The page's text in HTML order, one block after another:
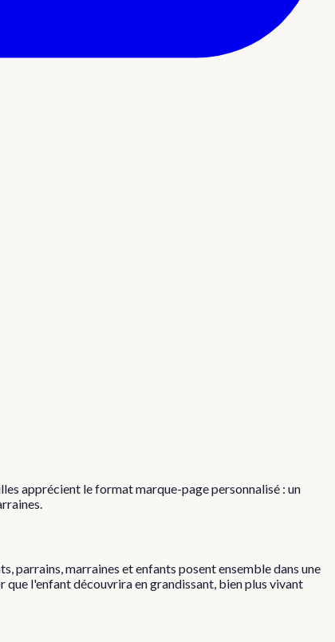
apprécient le format marque-page personnalisé : un
parrains, marraines et enfants posent ensemble dans une
que l'enfant découvrira en grandissant, bien plus vivant